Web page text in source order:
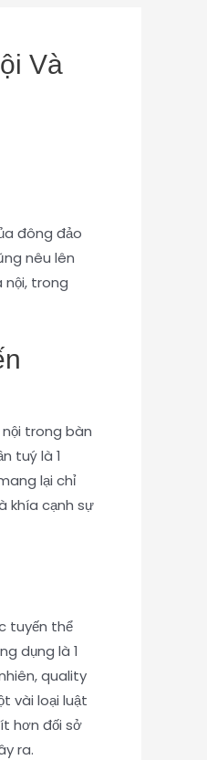
Và
đông đảo
nêu lên
nội, trong
trong bàn
tuý là 1
lại chỉ
khía cạnh sự
tuyến thể
dụng là 1
quality
vài loại luật
hơn đối sở
ra.